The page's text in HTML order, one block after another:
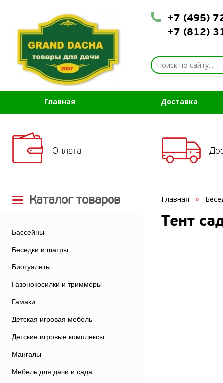
+7 (495)
+7 (812)
Главная Доставка
Оплата
Каталог товаров
Бассейны
Беседки и шатры
Биотуалеты
Газонокосилки и триммеры
Гамаки
Детская игровая мебель
Детские игровые комплексы
Мангалы
Мебель для дачи и сада
Главная
Тент